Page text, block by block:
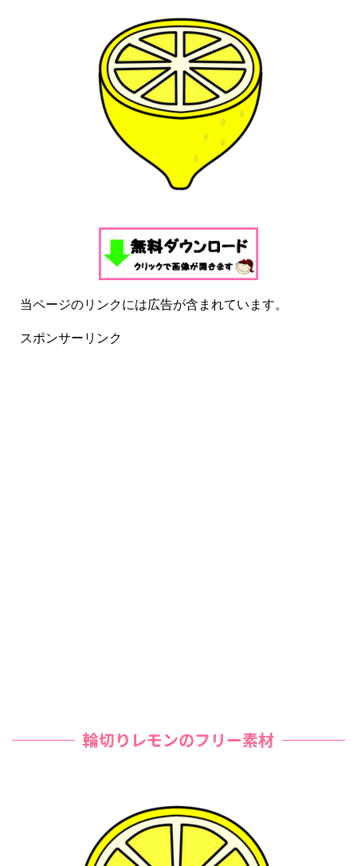
当ページのリンクには広告が含まれています。
スポンサーリンク
輪切りレモンのフリー素材